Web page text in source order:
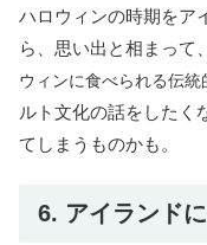
ハロウィンの時期をア
ら、思い出と相まって、
ウィンに食べられる伝統
ルト文化の話をしたく
てしまうものかも。
6. アイランド